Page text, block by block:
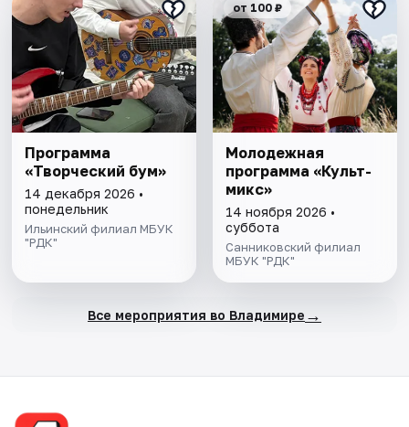
Программа
«Творческий бум»
14 декабря 2026 •
понедельник
Ильинский филиал МБУК
"РДК"
от 100 ₽
Молодежная
программа «Культ-
микс»
14 ноября 2026 •
суббота
Санниковский филиал
МБУК "РДК"
Все мероприятия во Владимире →